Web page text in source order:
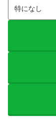
特になし